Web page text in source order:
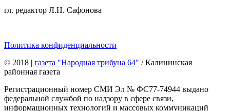
гл. редактор Л.Н. Сафонова
Политика конфиденциальности
© 2018 | газета "Народная трибуна 64" / Калининская
районная газета
Регистрационный номер СМИ Эл № ФС77-74944 выдано
федеральной службой по надзору в сфере связи,
информационных технологий и массовых коммуникаций